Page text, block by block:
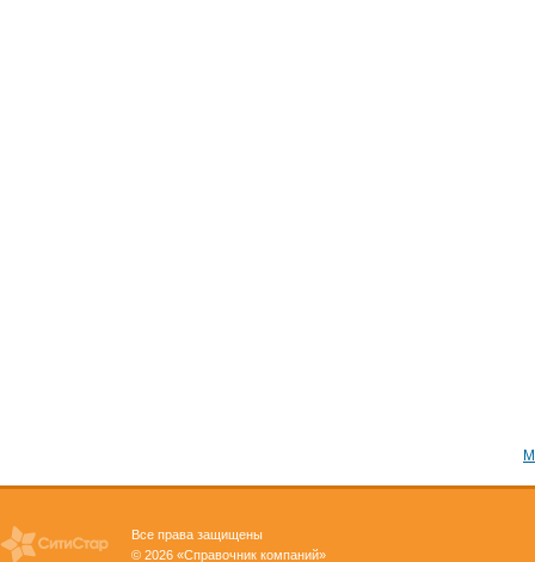
Все права защищены
© 2026 «Справочник компаний»